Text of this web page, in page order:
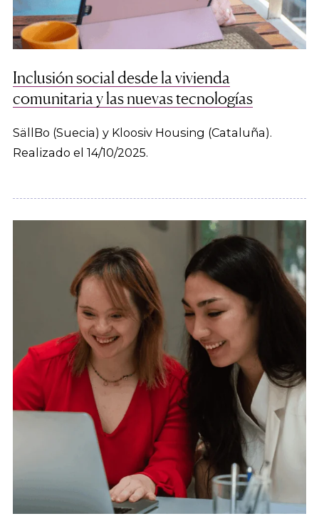
Inclusión social desde la vivienda
comunitaria y las nuevas tecnologías
SällBo (Suecia) y Kloosiv Housing (Cataluña).
Realizado el 14/10/2025.